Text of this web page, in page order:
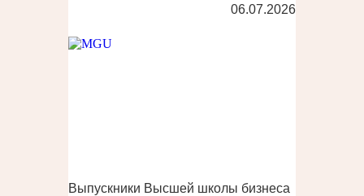
06.07.2026
Выпускники Высшей школы бизнеса